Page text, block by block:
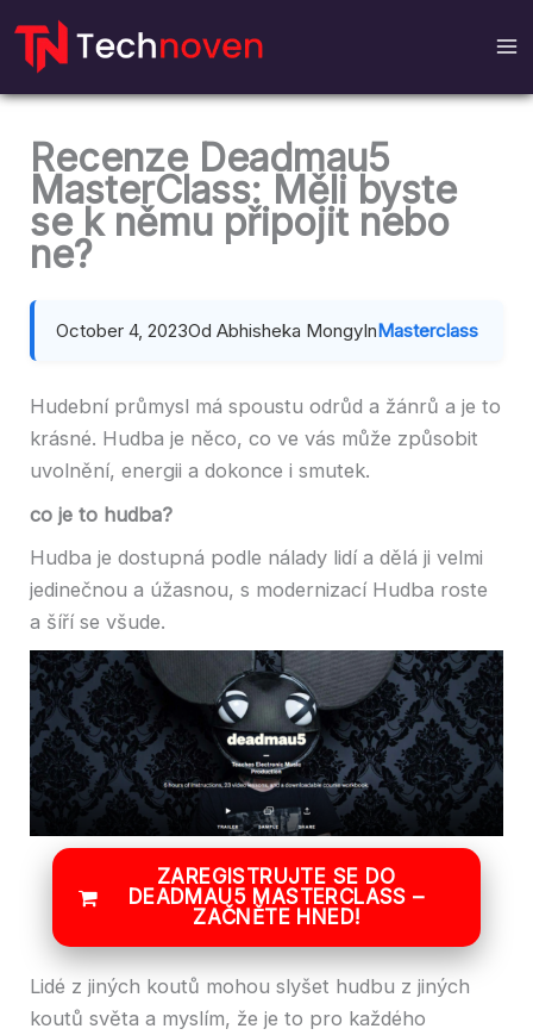
obsah
Recenze Deadmau5
MasterClass: Měli byste
se k němu připojit nebo
ne?
October 4, 2023Od Abhisheka MongyInMasterclass
Hudební průmysl má spoustu odrůd a žánrů a je to
krásné. Hudba je něco, co ve vás může způsobit
uvolnění, energii a dokonce i smutek.
co je to hudba?
Hudba je dostupná podle nálady lidí a dělá ji velmi
jedinečnou a úžasnou, s modernizací Hudba roste
a šíří se všude.
ZAREGISTRUJTE SE DO
DEADMAU5 MASTERCLASS –
ZAČNĚTE HNED!
Lidé z jiných koutů mohou slyšet hudbu z jiných
koutů světa a myslím, že je to pro každého